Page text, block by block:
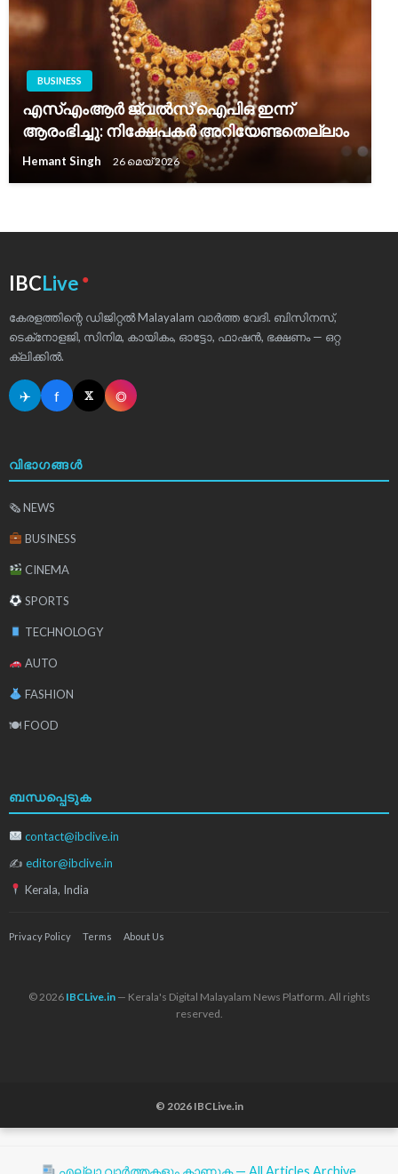
BUSINESS
എസ്എംആർ ജ്വൽസ് ഐപിഒ ഇന്ന്
ആരംഭിച്ചു: നിക്ഷേപകർ അറിയേണ്ടതെല്ലാം
Hemant Singh 26 മെയ്‌ 2026
IBCLive ●
കേരളത്തിന്റെ ഡിജിറ്റൽ Malayalam വാർത്ത വേദി. ബിസിനസ്,
ടെക്‌നോളജി, സിനിമ, കായികം, ഓട്ടോ, ഫാഷൻ, ഭക്ഷണം — ഒറ്റ
ക്ലിക്കിൽ.
✈ f 𝕏 ◎
വിഭാഗങ്ങൾ
🗞 NEWS
BUSINESS
CINEMA
SPORTS
TECHNOLOGY
AUTO
FASHION
🍽 FOOD
ബന്ധപ്പെടുക
contact@ibclive.in
✍ editor@ibclive.in
Kerala, India
Privacy Policy Terms About Us
© 2026 IBCLive.in— Kerala's Digital Malayalam News Platform. All rights
reserved.
© 2026 IBCLive.in
എല്ലാ വാർത്തകളും കാണുക — All Articles Archive